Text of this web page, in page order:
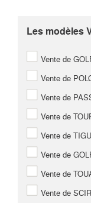
Les modèles
Vente de
Vente de
Vente de
Vente de
Vente de
Vente de
Vente de
Vente de